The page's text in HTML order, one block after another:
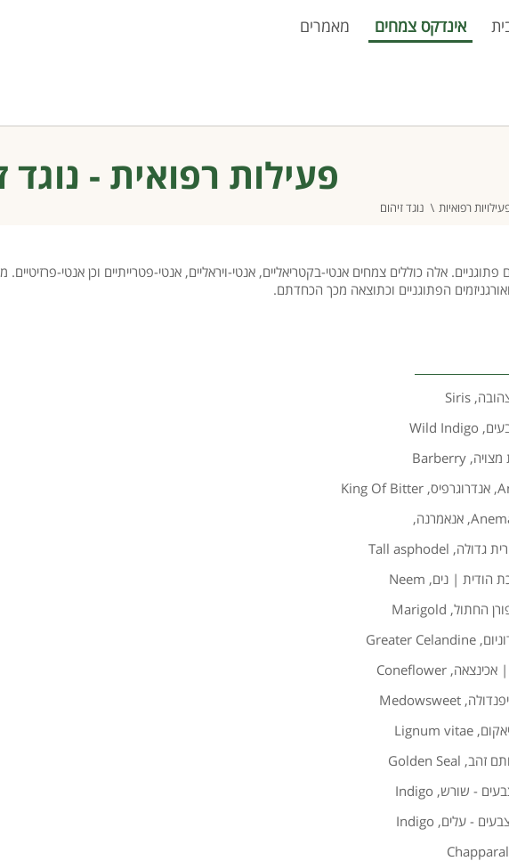
אינדקס צמחים מאמרים
פעילות רפואית - נוגד
רפואיות נוגד זיהום
פתוגניים. אלה כוללים צמחים אנטי-בקטריאליים, אנטי-ויראליים, אנטי-פטרייתיים וכן אנטי-
הפתוגניים וכתוצאה מכך הכחדתם.
,
Siris
,
Wild Indigo
מצויה,
Barberry
, אנדרוגרפיס,
King Of Bitter
, אנאמרנה,
גדולה,
Tall asphodel
הודית | נים,
Neem
החתול,
Marigold
,
Greater Celandine
| אכינצאה,
Coneflower
,
Medowsweet
,
Lignum vitae
זהב,
Golden Seal
- שורש,
Indigo
- עלים,
Indigo
Chapparal